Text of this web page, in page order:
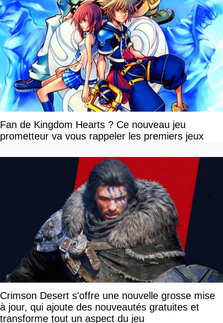
Fan de Kingdom Hearts ? Ce nouveau jeu
prometteur va vous rappeler les premiers jeux
Crimson Desert s'offre une nouvelle grosse mise
à jour, qui ajoute des nouveautés gratuites et
transforme tout un aspect du jeu